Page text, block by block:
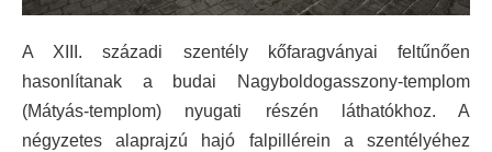
A XIII. századi szentély kőfaragványai feltűnően
hasonlítanak a budai Nagyboldogasszony-templom
(Mátyás-templom) nyugati részén láthatókhoz. A
négyzetes alaprajzú hajó falpillérein a szentélyéhez